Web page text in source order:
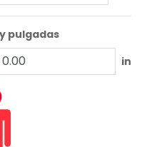
pulgadas
in